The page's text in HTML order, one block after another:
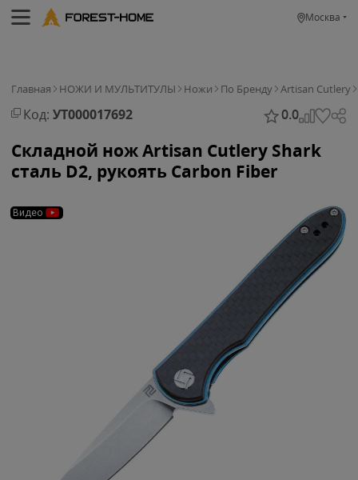
Москва
Главная НОЖИ И МУЛЬТИТУЛЫ Ножи По Бренду Artisan Cutlery
Код: УТ000017692 0.0
Складной нож Artisan Cutlery Shark
сталь D2, рукоять Carbon Fiber
Видео